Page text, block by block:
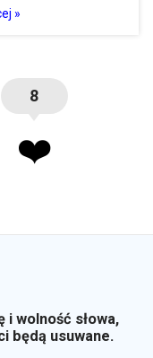
»
8
❤️
i wolność słowa,
będą usuwane.